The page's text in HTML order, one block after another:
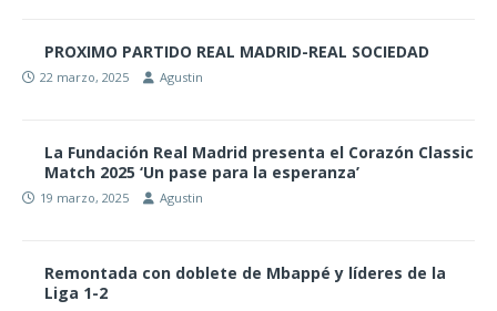
PROXIMO PARTIDO REAL MADRID-REAL SOCIEDAD
22 marzo, 2025 Agustin
La Fundación Real Madrid presenta el Corazón Classic
Match 2025 ‘Un pase para la esperanza’
19 marzo, 2025 Agustin
Remontada con doblete de Mbappé y líderes de la
Liga 1-2